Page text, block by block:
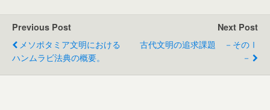
e
b
o
o
er
Previous Post
メソポタミア文明における
ハンムラビ法典の概要。
Next Post
古代文明の追求課題 －そのⅠ
－